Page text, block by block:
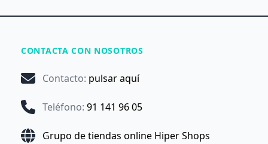
CONTACTA CON NOSOTROS
Contacto: pulsar aquí
Teléfono: 91 141 96 05
Grupo de tiendas online Hiper Shops